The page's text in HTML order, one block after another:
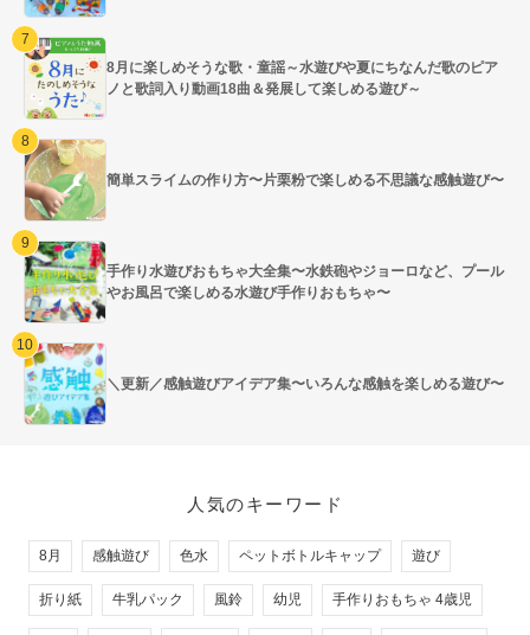
8月に楽しめそうな歌・童謡～水遊びや夏にちなんだ歌のピア
ノと歌詞入り動画18曲＆発展して楽しめる遊び～
簡単スライムの作り方〜片栗粉で楽しめる不思議な感触遊び〜
手作り水遊びおもちゃ大全集〜水鉄砲やジョーロなど、プール
やお風呂で楽しめる水遊び手作りおもちゃ〜
＼更新／感触遊びアイデア集〜いろんな感触を楽しめる遊び〜
人気のキーワード
8月 感触遊び 色水 ペットボトルキャップ 遊び
折り紙 牛乳パック 風鈴 幼児 手作りおもちゃ 4歳児